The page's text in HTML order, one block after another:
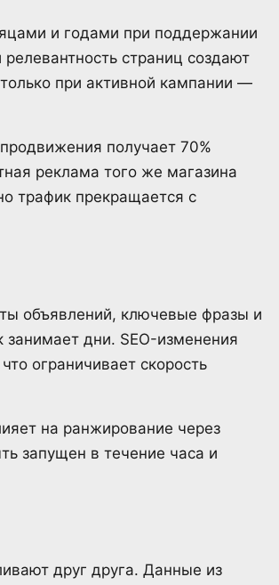
и годами при поддержании
страниц создают
при активной кампании —
получает 70%
реклама того же магазина
трафик прекращается с
объявлений, ключевые фразы и
занимает дни. SEO-изменения
ограничивает скорость
на ранжирование через
запущен в течение часа и
друг друга. Данные из